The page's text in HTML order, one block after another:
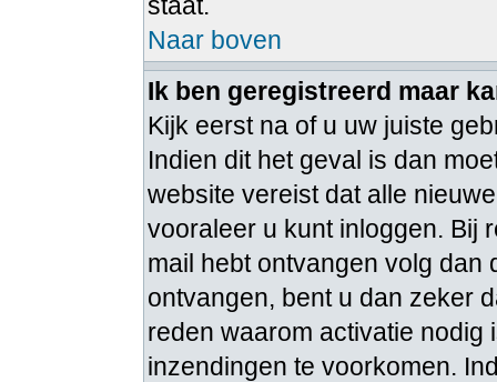
Naar boven
Ik ben geregistreerd maar
Kijk eerst na of u uw juiste
Indien dit het geval is dan
website vereist dat alle
vooraleer u kunt inloggen. Bij
mail hebt ontvangen volg dan
ontvangen, bent u dan zeker
reden waarom activatie nodig
inzendingen te voorkomen.